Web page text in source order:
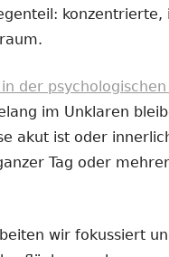
der
im Unklaren
akut ist oder
Tag oder
wir fokussiert